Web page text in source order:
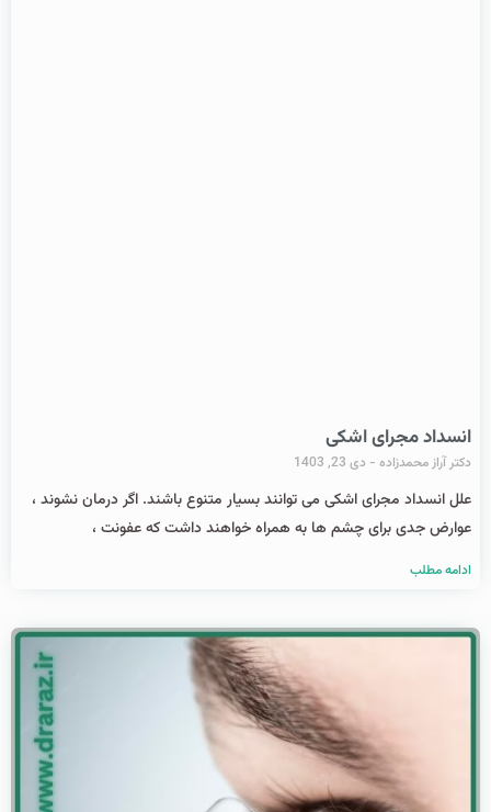
انسداد مجرای اشکی
دکتر آراز محمدزاده دی 23, 1403
علل انسداد مجرای اشکی می توانند بسیار متنوع باشند. اگر درمان نشوند ،
عوارض جدی برای چشم‌ ها به همراه خواهند داشت که عفونت ،
ادامه مطلب